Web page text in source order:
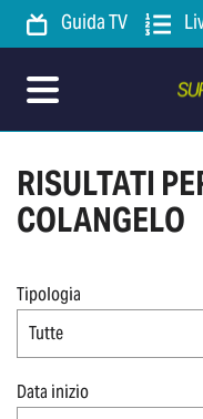
Guida TV
RISULTATI
COLANGELO
Tipologia
Tutte
Data inizio